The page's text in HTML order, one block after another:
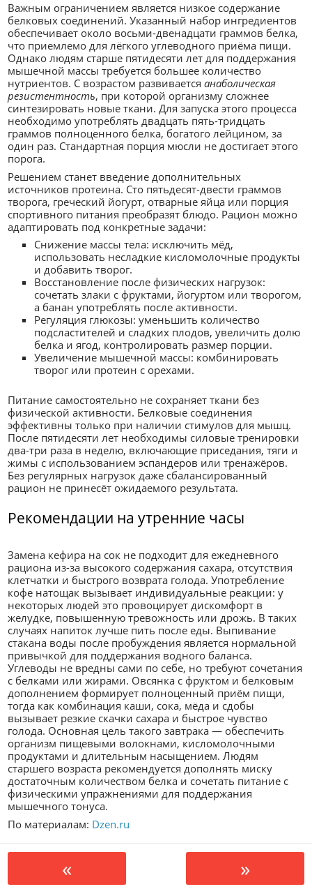
Важным ограничением является низкое содержание
белковых соединений. Указанный набор ингредиентов
обеспечивает около восьми-двенадцати граммов белка,
что приемлемо для лёгкого углеводного приёма пищи.
Однако людям старше пятидесяти лет для поддержания
мышечной массы требуется большее количество
нутриентов. С возрастом развиваетсяанаболическая
резистентность, при которой организму сложнее
синтезировать новые ткани. Для запуска этого процесса
необходимо употреблять двадцать пять-тридцать
граммов полноценного белка, богатого лейцином, за
один раз. Стандартная порция мюсли не достигает этого
порога.
Решением станет введение дополнительных
источников протеина. Сто пятьдесят-двести граммов
творога, греческий йогурт, отварные яйца или порция
спортивного питания преобразят блюдо. Рацион можно
адаптировать под конкретные задачи:
Снижение массы тела: исключить мёд,
использовать несладкие кисломолочные продукты
и добавить творог.
Восстановление после физических нагрузок:
сочетать злаки с фруктами, йогуртом или творогом,
а банан употреблять после активности.
Регуляция глюкозы: уменьшить количество
подсластителей и сладких плодов, увеличить долю
белка и ягод, контролировать размер порции.
Увеличение мышечной массы: комбинировать
творог или протеин с орехами.
Питание самостоятельно не сохраняет ткани без
физической активности. Белковые соединения
эффективны только при наличии стимулов для мышц.
После пятидесяти лет необходимы силовые тренировки
два-три раза в неделю, включающие приседания, тяги и
жимы с использованием эспандеров или тренажёров.
Без регулярных нагрузок даже сбалансированный
рацион не принесёт ожидаемого результата.
Рекомендации на утренние часы
Замена кефира на сок не подходит для ежедневного
рациона из-за высокого содержания сахара, отсутствия
клетчатки и быстрого возврата голода. Употребление
кофе натощак вызывает индивидуальные реакции: у
некоторых людей это провоцирует дискомфорт в
желудке, повышенную тревожность или дрожь. В таких
случаях напиток лучше пить после еды. Выпивание
стакана воды после пробуждения является нормальной
привычкой для поддержания водного баланса.
Углеводы не вредны сами по себе, но требуют сочетания
с белками или жирами. Овсянка с фруктом и белковым
дополнением формирует полноценный приём пищи,
тогда как комбинация каши, сока, мёда и сдобы
вызывает резкие скачки сахара и быстрое чувство
голода. Основная цель такого завтрака — обеспечить
организм пищевыми волокнами, кисломолочными
продуктами и длительным насыщением. Людям
старшего возраста рекомендуется дополнять миску
достаточным количеством белка и сочетать питание с
физическими упражнениями для поддержания
мышечного тонуса.
По материалам: Dzen.ru
« »